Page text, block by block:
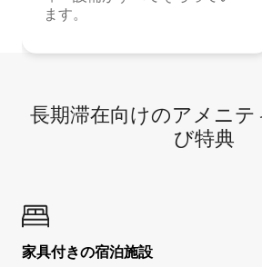
ます。
長期滞在向け⁠のア⁠メ⁠ニ⁠テ⁠
び特⁠典
家具付き⁠の宿⁠泊⁠施⁠設